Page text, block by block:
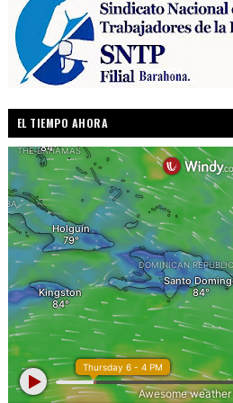
EL TIEMPO AHORA